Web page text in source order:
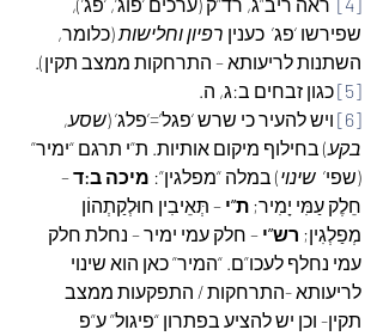
[4]
ראה ריב”ג, רד”ק (ערכים ‘פוג’, ‘פג’),
שפירשו ‘פג’  כענין רפיון וחלישות (כלומר,
השתנות לריעותא – התרחקות ממצב תקין).
[5]
כגון זבחים ב:ג, ה.
[6]
ויש להעיר כי שרש ‘פגל’=’פלג’ (שסע,
בקע) בחילוף מיקום אותיות. ת”י תרגם “ימיר”
(שפי’ שינוי) במלה “מפלגין”: מיכה ב:ד –
חֵלֶק עַמִּי יָמִיר; ת”י – תְּאֵיבִין חוּלְקַתְהוֹן
מְפַלְגִין; רש”י – חלק עמי ימיר – נחלת חלק
עמי נחלף לעכו”ם. “המיר” כאן הוא שינוי
לריעותא -התרחקות / התפקעות ממצב
תקין- וכן יש להציע בפתרון “פיגול” ע”פ